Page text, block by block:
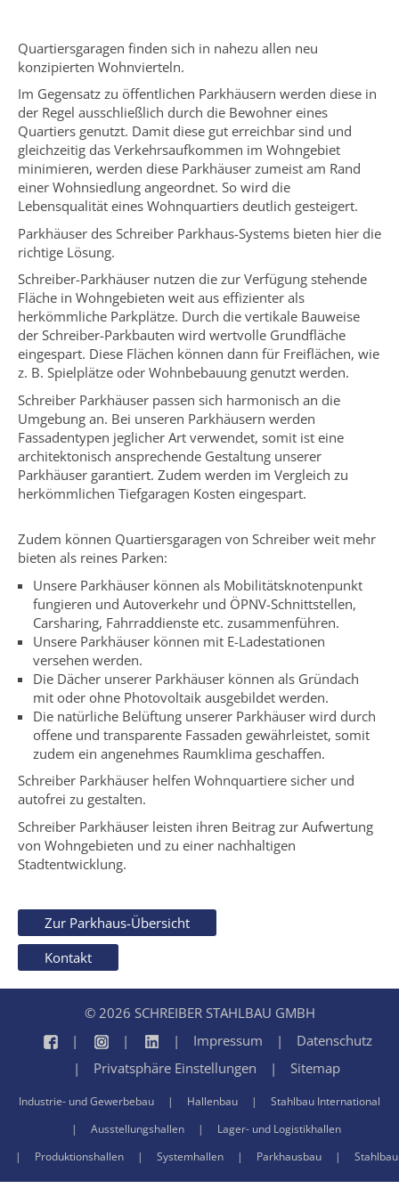
Quartiersgaragen finden sich in nahezu allen neu
konzipierten Wohnvierteln.
Im Gegensatz zu öffentlichen Parkhäusern werden diese in
der Regel ausschließlich durch die Bewohner eines
Quartiers genutzt. Damit diese gut erreichbar sind und
gleichzeitig das Verkehrsaufkommen im Wohngebiet
minimieren, werden diese Parkhäuser zumeist am Rand
einer Wohnsiedlung angeordnet. So wird die
Lebensqualität eines Wohnquartiers deutlich gesteigert.
Parkhäuser des Schreiber Parkhaus-Systems bieten hier die
richtige Lösung.
Schreiber-Parkhäuser nutzen die zur Verfügung stehende
Fläche in Wohngebieten weit aus effizienter als
herkömmliche Parkplätze. Durch die vertikale Bauweise
der Schreiber-Parkbauten wird wertvolle Grundfläche
eingespart. Diese Flächen können dann für Freiflächen, wie
z. B. Spielplätze oder Wohnbebauung genutzt werden.
Schreiber Parkhäuser passen sich harmonisch an die
Umgebung an. Bei unseren Parkhäusern werden
Fassadentypen jeglicher Art verwendet, somit ist eine
architektonisch ansprechende Gestaltung unserer
Parkhäuser garantiert. Zudem werden im Vergleich zu
herkömmlichen Tiefgaragen Kosten eingespart.
Zudem können Quartiersgaragen von Schreiber weit mehr
bieten als reines Parken:
Unsere Parkhäuser können als Mobilitätsknotenpunkt
fungieren und Autoverkehr und ÖPNV-Schnittstellen,
Carsharing, Fahrraddienste etc. zusammenführen.
Unsere Parkhäuser können mit E-Ladestationen
versehen werden.
Die Dächer unserer Parkhäuser können als Gründach
mit oder ohne Photovoltaik ausgebildet werden.
Die natürliche Belüftung unserer Parkhäuser wird durch
offene und transparente Fassaden gewährleistet, somit
zudem ein angenehmes Raumklima geschaffen.
Schreiber Parkhäuser helfen Wohnquartiere sicher und
autofrei zu gestalten.
Schreiber Parkhäuser leisten ihren Beitrag zur Aufwertung
von Wohngebieten und zu einer nachhaltigen
Stadtentwicklung.
Zur Parkhaus-Übersicht
Kontakt
© 2026 SCHREIBER STAHLBAU GMBH
Impressum
Datenschutz
Privatsphäre Einstellungen
Sitemap
Industrie- und Gewerbebau Hallenbau
Stahlbau International
Ausstellungshallen
Lager- und Logistikhallen
Produktionshallen
Systemhallen Parkhausbau Stahlbau